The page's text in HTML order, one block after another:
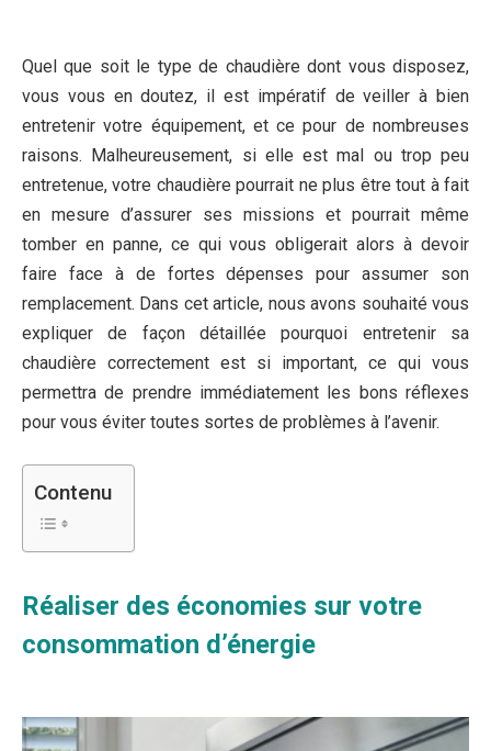
Quel que soit le type de chaudière dont vous disposez,
vous vous en doutez, il est impératif de veiller à bien
entretenir votre équipement, et ce pour de nombreuses
raisons. Malheureusement, si elle est mal ou trop peu
entretenue, votre chaudière pourrait ne plus être tout à fait
en mesure d’assurer ses missions et pourrait même
tomber en panne, ce qui vous obligerait alors à devoir
faire face à de fortes dépenses pour assumer son
remplacement. Dans cet article, nous avons souhaité vous
expliquer de façon détaillée pourquoi entretenir sa
chaudière correctement est si important, ce qui vous
permettra de prendre immédiatement les bons réflexes
pour vous éviter toutes sortes de problèmes à l’avenir.
Contenu
Réaliser des économies sur votre
consommation d’énergie